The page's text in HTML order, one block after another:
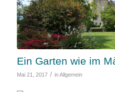
Ein Garten wie im
Mai 21, 2017 / inAllgemein